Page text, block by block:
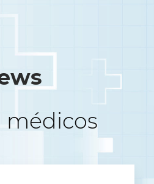
médicos